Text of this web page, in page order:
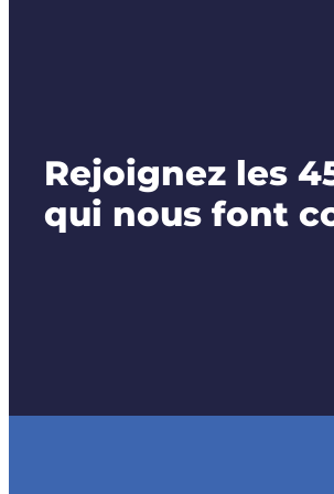
Rejoignez les
qui nous font